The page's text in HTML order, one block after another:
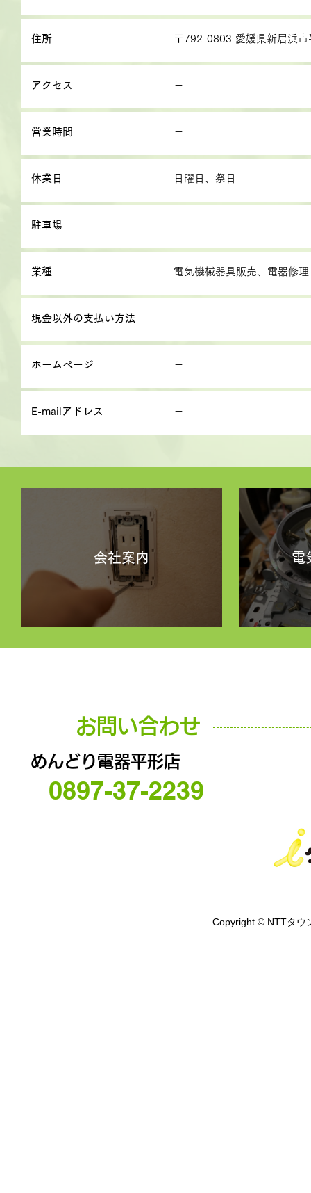
住所 〒792-0803 愛媛県新居浜
アクセス －
営業時間 －
休業日 日曜日、祭日
駐車場 －
業種 電気機械器具販売、電器修
現金以外の支払い方法 －
ホームページ －
E-mailアドレス －
会社案内 電
お問い合わせ
めんどり電器平形店
0897-37-2239
Copyright © NTTタウ